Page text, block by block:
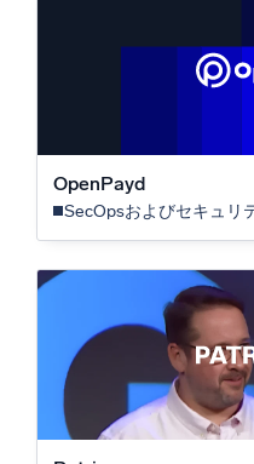
OpenPayd
SecOpsおよびセキュリ